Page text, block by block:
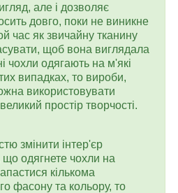
але і дозволяє
довго, поки не виникне
час як звичайну тканину
щоб вона виглядала
чохли одягають на м'які
випадках, то вироби,
використовувати
простір творчості.
змінити інтер'єр
що одягнете чохли на
кількома
фасону та кольору, то